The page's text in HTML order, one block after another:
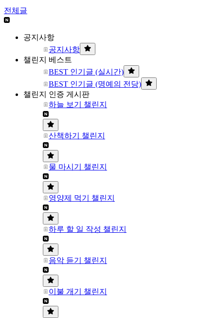
전체글
공지사항
공지사항
챌린지 베스트
BEST 인기글 (실시간)
BEST 인기글 (명예의 전당)
챌린지 인증 게시판
하늘 보기 챌린지
산책하기 챌린지
물 마시기 챌린지
영양제 먹기 챌린지
하루 할 일 작성 챌린지
음악 듣기 챌린지
이불 개기 챌린지